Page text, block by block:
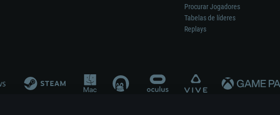
Procurar Jogadores
Tabelas de líderes
Replays